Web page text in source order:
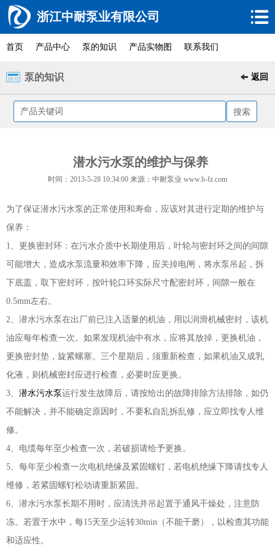
浙江中耐泵业有限公司
首页 产品中心 泵的知识 产品实物图 联系我们
泵的知识 返回
潜水污水泵的维护与保养
时间：2013-5-28 10:34:00 来源：中耐泵业 www.b-fz.com
为了保证潜水污水泵的正常使用和寿命，应该对其进行定期的维护与
保养：
1、更换密封环：在污水介质中长期使用后，叶轮与密封环之间的间隙
可能增大，造成水泵流量和效率下降，应关掉电闸，将水泵吊起，拆
下底盖，取下密封环，按叶轮口环实际尺寸配密封环，间隙一般在
0.5mm左右。
2、潜水污水泵在出厂前已注入适量的机油，用以润滑机械密封，该机
油应每年检查一次。如果发现机油中有水，应将其放掉，更换机油，
更换密封垫，旋紧螺塞。三个星期后，须重新检查，如果机油又成乳
化液，则机械密封应进行检查，必要时应更换。
3、 潜水污水泵运行发生故障后，请按给出的故障排除方法排除，如仍
不能解决，并不能确定原因时，不要私自乱拆乱修，应立即找专人维
修。
4、电缆每年至少检查一次，若破损请给予更换。
5、每年至少检查一次电机绝缘及紧固螺钉，若电机绝缘下降请找专人
维修，若紧固螺钉松动请重新紧固。
6、潜水污水泵长期不用时，应清洗并吊起置于通风干燥处，注意防
冻。若置于水中，每15天至少运转30min（不能干磨），以检查其功能
和适应性。